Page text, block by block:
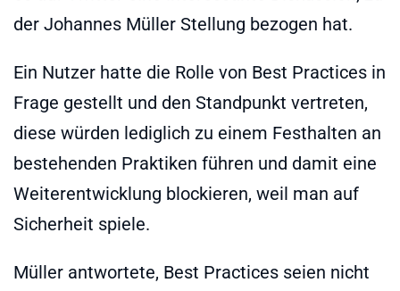
der Johannes Müller Stellung bezogen hat.
Ein Nutzer hatte die Rolle von Best Practices in
Frage gestellt und den Standpunkt vertreten,
diese würden lediglich zu einem Festhalten an
bestehenden Praktiken führen und damit eine
Weiterentwicklung blockieren, weil man auf
Sicherheit spiele.
Müller antwortete, Best Practices seien nicht